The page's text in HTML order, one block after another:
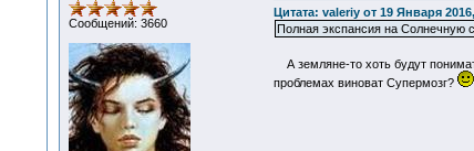
Сообщений: 3660
Цитата: valeriy от 19 Января
Полная экспансия на Солнечную
А земляне-то хоть будут
проблемах виноват Супермозг?